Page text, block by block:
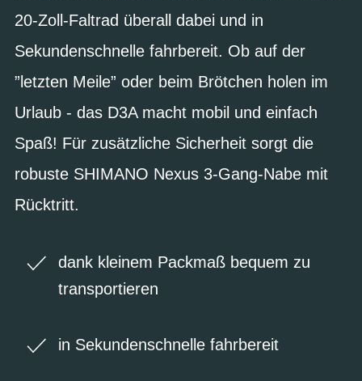
20-Zoll-Faltrad überall dabei und in
Sekundenschnelle fahrbereit. Ob auf der
”letzten Meile” oder beim Brötchen holen im
Urlaub - das D3A macht mobil und einfach
Spaß! Für zusätzliche Sicherheit sorgt die
robuste SHIMANO Nexus 3-Gang-Nabe mit
Rücktritt.
dank kleinem Packmaß bequem zu
transportieren
in Sekundenschnelle fahrbereit